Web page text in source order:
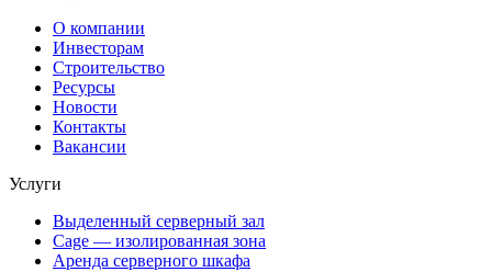
О компании
Инвесторам
Строительство
Ресурсы
Новости
Контакты
Вакансии
Услуги
Выделенный серверный зал
Cage — изолированная зона
Аренда серверного шкафа